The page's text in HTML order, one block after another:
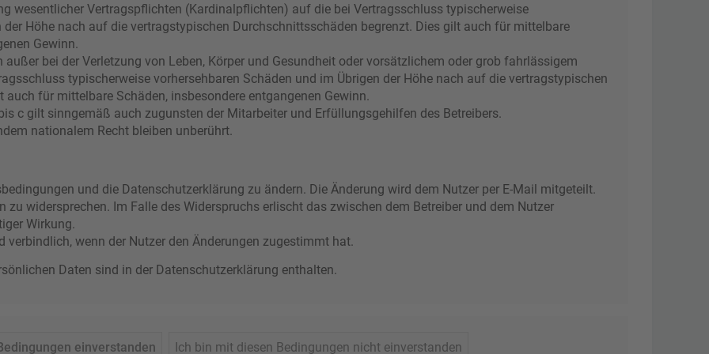
wesentlicher Vertragspflichten (Kardinalpflichten) auf die bei Vertragsschluss typischerweise
Höhe nach auf die vertragstypischen Durchschnittsschäden begrenzt. Dies gilt auch für mittelbare
Gewinn.
bei der Verletzung von Leben, Körper und Gesundheit oder vorsätzlichem oder grob fahrlässigem
typischerweise vorhersehbaren Schäden und im Übrigen der Höhe nach auf die vertragstypischen
für mittelbare Schäden, insbesondere entgangenen Gewinn.
c gilt sinngemäß auch zugunsten der Mitarbeiter und Erfüllungsgehilfen des Betreibers.
nationalem Recht bleiben unberührt.
und die Datenschutzerklärung zu ändern. Die Änderung wird dem Nutzer per E-Mail mitgeteilt.
zu widersprechen. Im Falle des Widerspruchs erlischt das zwischen dem Betreiber und dem Nutzer
Wirkung.
verbindlich, wenn der Nutzer den Änderungen zugestimmt hat.
Daten sind in der Datenschutzerklärung enthalten.